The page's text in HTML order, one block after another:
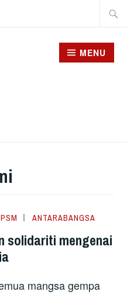
MENU
ANTARABANGSA
solidariti mengenai
mangsa gempa